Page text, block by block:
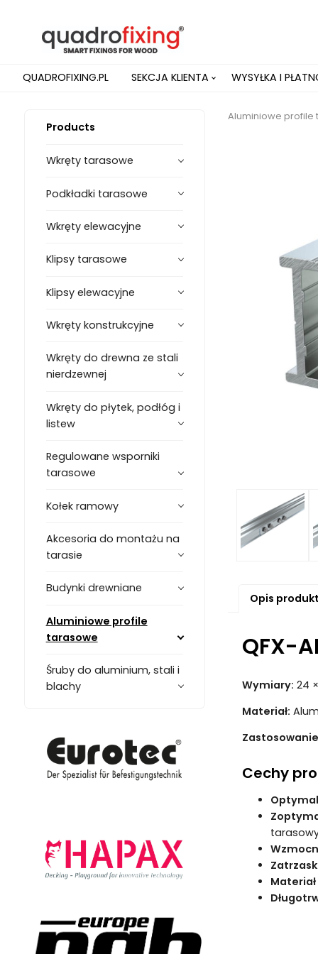
QUADROFIXING.PL SEKCJA KLIENTA WYSYŁKA I
Products
Wkręty tarasowe
Podkładki tarasowe
Wkręty elewacyjne
Klipsy tarasowe
Klipsy elewacyjne
Wkręty konstrukcyjne
Wkręty do drewna ze stali
nierdzewnej
Wkręty do płytek, podłóg i
listew
Regulowane wsporniki
tarasowe
Kołek ramowy
Akcesoria do montażu na
tarasie
Budynki drewniane
Aluminiowe profile
tarasowe
Śruby do aluminium, stali i
blachy
Aluminiowe profile
Opis
QFX-
Wymiary: 24
Materiał:
Cechy
Materiał